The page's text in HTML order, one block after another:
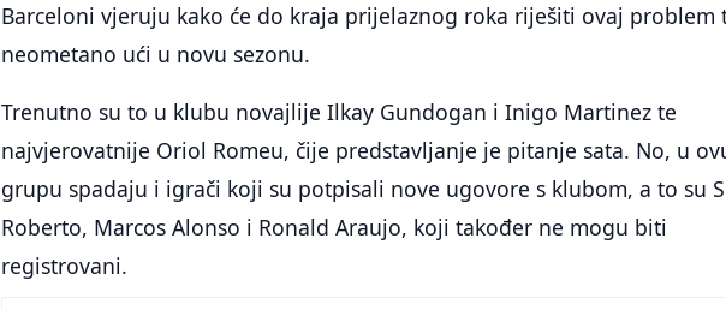
Barceloni vjeruju kako će do kraja prijelaznog roka riješiti ovaj problem
neometano ući u novu sezonu.
Trenutno su to u klubu novajlije Ilkay Gundogan i Inigo Martinez te
najvjerovatnije Oriol Romeu, čije predstavljanje je pitanje sata. No, u
grupu spadaju i igrači koji su potpisali nove ugovore s klubom, a to su
Roberto, Marcos Alonso i Ronald Araujo, koji također ne mogu biti
registrovani.